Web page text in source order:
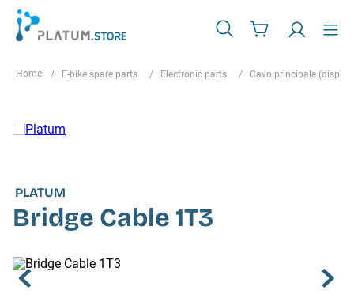
E-bike spare parts Electronic parts Cavo principale
PLATUM
Bridge Cable 1T3